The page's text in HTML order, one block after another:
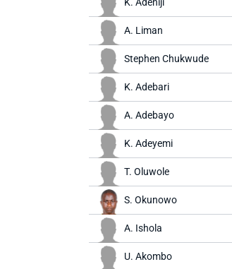
A. Liman
Stephen Chukwude
K. Adebari
A. Adebayo
K. Adeyemi
T. Oluwole
S. Okunowo
A. Ishola
U. Akombo